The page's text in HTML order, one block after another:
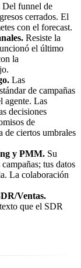
Del funnel de
cerrados. El
con el forecast.
Resiste la
el último
la
Las
de campañas
agente. Las
decisiones
de
de ciertos umbrales
y PMM. Su
tus datos
La colaboración
Ventas.
que el SDR